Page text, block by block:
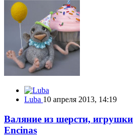
Luba 10 апреля 2013, 14:19
Валяние из шерсти,
Encinas